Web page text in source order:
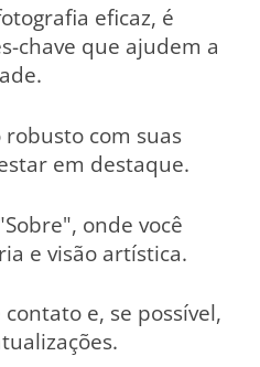
eficaz, é
chave que ajudem a
com suas
em destaque.
onde você
e visão artística.
e, se possível,